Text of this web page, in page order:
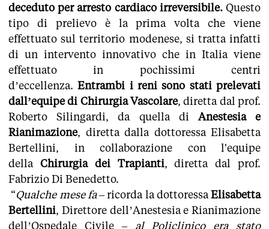
deceduto per arresto cardiaco irreversibile.Questo
tipo di prelievo è la prima volta che viene
effettuato sul territorio modenese, si tratta infatti
di un intervento innovativo che in Italia viene
effettuato in pochissimi centri
d’eccellenza.Entrambi i reni sono stati prelevati
dall’equipe di Chirurgia Vascolare, diretta dal prof.
Roberto Silingardi, da quella di Anestesia e
Rianimazione, diretta dalla dottoressa Elisabetta
Bertellini, in collaborazione con l'equipe
della Chirurgia dei Trapianti, diretta dal prof.
Fabrizio Di Benedetto.
“Qualche mese fa– ricorda la dottoressaElisabetta
Bertellini, Direttore dell’Anestesia e Rianimazione
dell’Ospedale Civile – al Policlinico era stato